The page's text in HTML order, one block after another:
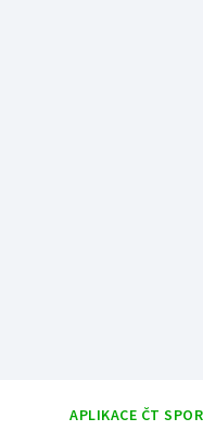
APLIKACE ČT